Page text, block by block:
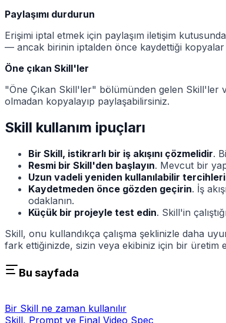
Paylaşımı durdurun
Erişimi iptal etmek için paylaşım iletişim kutusunda
— ancak birinin iptalden önce kaydettiği kopyalar
Öne çıkan Skill'ler
"Öne Çıkan Skill'ler" bölümünden gelen Skill'ler
olmadan kopyalayıp paylaşabilirsiniz.
Skill kullanım ipuçları
Bir Skill, istikrarlı bir iş akışını çözmelidir.
Resmi bir Skill'den başlayın. Mevcut bir
Uzun vadeli yeniden kullanılabilir
Kaydetmeden önce gözden geçirin. İş
odaklanın.
Küçük bir projeyle test edin. Skill'in
Skill, onu kullandıkça çalışma şeklinizle daha
fark ettiğinizde, sizin veya ekibiniz için bir üretim
Bu sayfada
Bir Skill ne zaman kullanılır
Skill, Prompt ve Final Video Spec